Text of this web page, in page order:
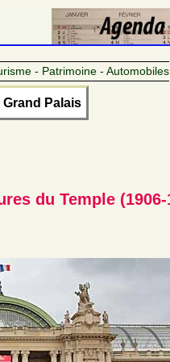
- Patrimoine - Automobiles
Grand Palais
du Temple (1906-